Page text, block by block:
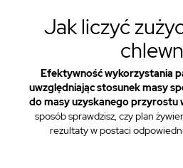
Jak liczyć
Efektywność wykorzystania
uwzględniając stosunek masy
do masy uzyskanego przyrostu
sposób sprawdzisz, czy plan
rezultaty w postaci